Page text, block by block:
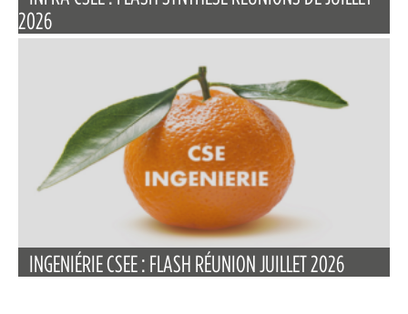
2026
INGENIÉRIE CSEE : FLASH RÉUNION JUILLET 2026